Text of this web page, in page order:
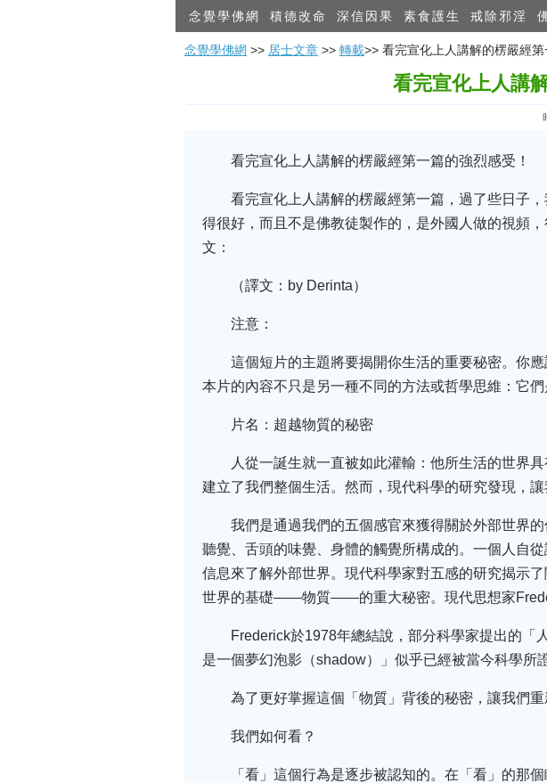
念覺學佛網 積德改命 深信因果 素食護生 戒除邪淫
念覺學佛網 >> 居士文章 >> 轉載>> 看完宣化上人講解的楞嚴經第
看完宣化上人講
看完宣化上人講解的楞嚴經第一篇的強烈感受！
看完宣化上人講解的楞嚴經第一篇，過了些日子
得很好，而且不是佛教徒製作的，是外國人做的視頻
文：
（譯文：by Derinta）
注意：
這個短片的主題將要揭開你生活的重要秘密。你
本片的內容不只是另一種不同的方法或哲學思維：它們
片名：超越物質的秘密
人從一誕生就一直被如此灌輸：他所生活的世界
建立了我們整個生活。然而，現代科學的研究發現，
我們是通過我們的五個感官來獲得關於外部世界
聽覺、舌頭的味覺、身體的觸覺所構成的。一個人自
信息來了解外部世界。現代科學家對五感的研究揭示
世界的基礎――物質――的重大秘密。現代思想家
Frederick於1978年總結說，部分科學家提出的「
是一個夢幻泡影（shadow）」似乎已經被當今科學所
為了更好掌握這個「物質」背後的秘密，讓我們
我們如何看？
「看」這個行為是逐步被認知的。在「看」的那